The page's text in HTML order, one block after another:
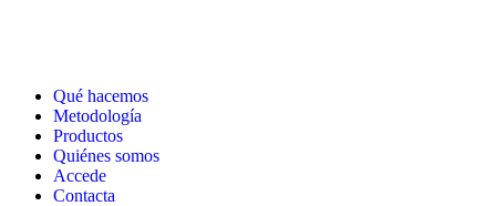
Qué hacemos
Metodología
Productos
Quiénes somos
Accede
Contacta